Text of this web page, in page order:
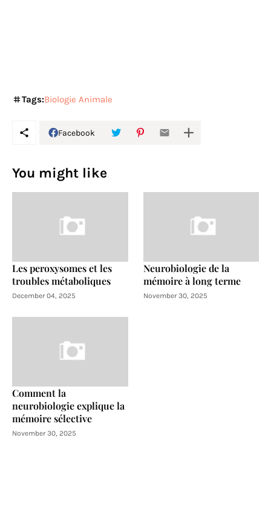
Tags:Biologie Animale
Facebook
You might like
Les peroxysomes et les
troubles métaboliques
December 04, 2025
Neurobiologie de la
mémoire à long terme
November 30, 2025
Comment la
neurobiologie explique la
mémoire sélective
November 30, 2025